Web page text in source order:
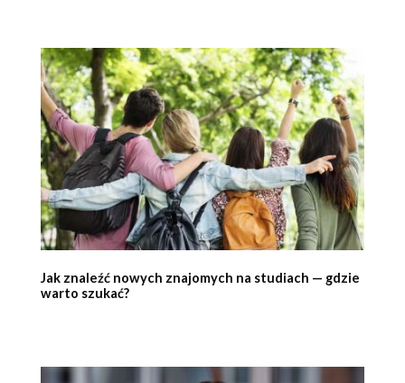
Jak znaleźć nowych znajomych na studiach — gdzie
warto szukać?